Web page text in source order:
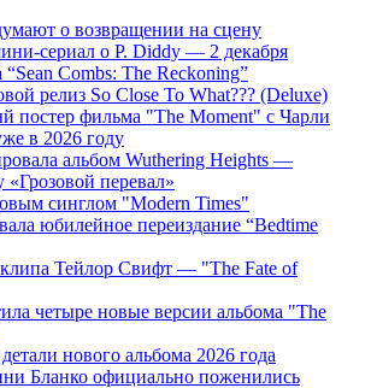
о возвращении на сцену
сериал о P. Diddy — 2 декабря
“Sean Combs: The Reckoning”
релиз So Close To What??? (Deluxe)
постер фильма "The Moment" с Чарли
в 2026 году
альбом Wuthering Heights —
«Грозовой перевал»
синглом "Modern Times"
юбилейное переиздание “Bedtime
Тейлор Свифт — "The Fate of
четыре новые версии альбома "The
нового альбома 2026 года
Бланко официально поженились